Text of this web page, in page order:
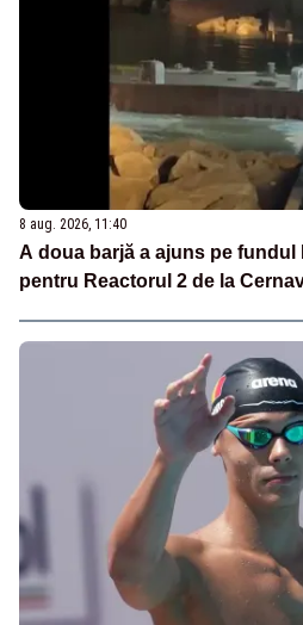
8 aug. 2026, 11:40
A doua barjă a ajuns pe fundul
pentru Reactorul 2 de la